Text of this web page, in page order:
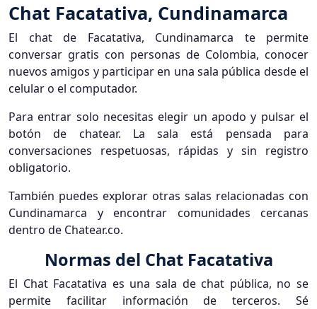
Chat Facatativa, Cundinamarca
El chat de Facatativa, Cundinamarca te permite
conversar gratis con personas de Colombia, conocer
nuevos amigos y participar en una sala pública desde el
celular o el computador.
Para entrar solo necesitas elegir un apodo y pulsar el
botón de chatear. La sala está pensada para
conversaciones respetuosas, rápidas y sin registro
obligatorio.
También puedes explorar otras salas relacionadas con
Cundinamarca y encontrar comunidades cercanas
dentro de Chatear.co.
Normas del Chat Facatativa
El Chat Facatativa es una sala de chat pública, no se
permite facilitar información de terceros. Sé